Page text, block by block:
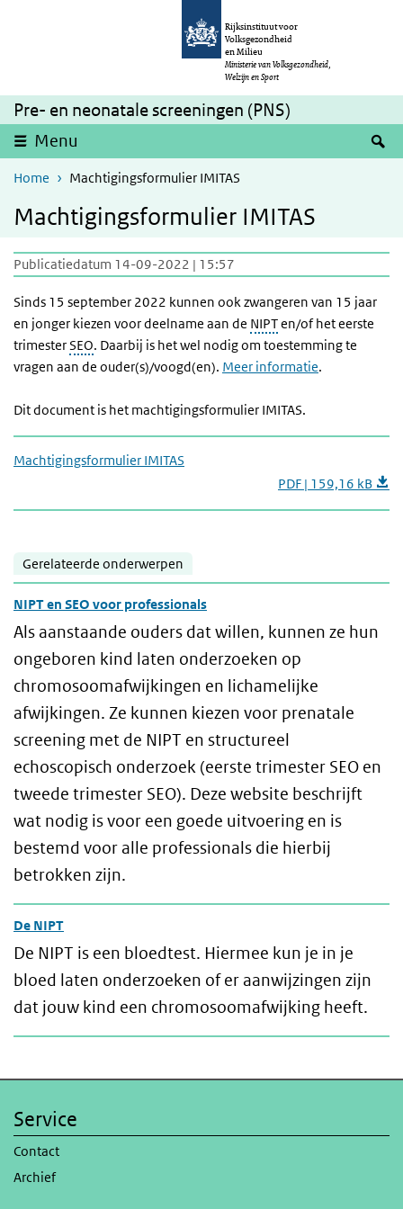
Overslaan en naar de inhoud gaan
Rijksinstituut voor
Volksgezondheid
en Milieu
Ministerie van Volksgezondheid,
Welzijn en Sport
Pre- en neonatale screeningen (PNS)
Menu
Home Machtigingsformulier IMITAS
Machtigingsformulier IMITAS
Publicatiedatum 14-09-2022 | 15:57
Sinds 15 september 2022 kunnen ook zwangeren van 15 jaar
en jonger kiezen voor deelname aan de NIPTen/of het eerste
trimesterSEO. Daarbij is het wel nodig om toestemming te
vragen aan de ouder(s)/voogd(en). Meer informatie.
Dit document is het machtigingsformulier IMITAS.
Machtigingsformulier IMITAS
PDF | 159,16 kB
Gerelateerde onderwerpen
NIPT en SEO voor professionals
Als aanstaande ouders dat willen, kunnen ze hun
ongeboren kind laten onderzoeken op
chromosoomafwijkingen en lichamelijke
afwijkingen. Ze kunnen kiezen voor prenatale
screening met de NIPT en structureel
echoscopisch onderzoek (eerste trimester SEO en
tweede trimester SEO). Deze website beschrijft
wat nodig is voor een goede uitvoering en is
bestemd voor alle professionals die hierbij
betrokken zijn.
De NIPT
De NIPT is een bloedtest. Hiermee kun je in je
bloed laten onderzoeken of er aanwijzingen zijn
dat jouw kind een chromosoomafwijking heeft.
Service
Contact
Archief